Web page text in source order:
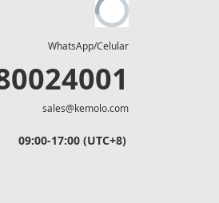
WhatsApp/Celular
sales@kemolo.com
09:00-17:00 (UTC+8)